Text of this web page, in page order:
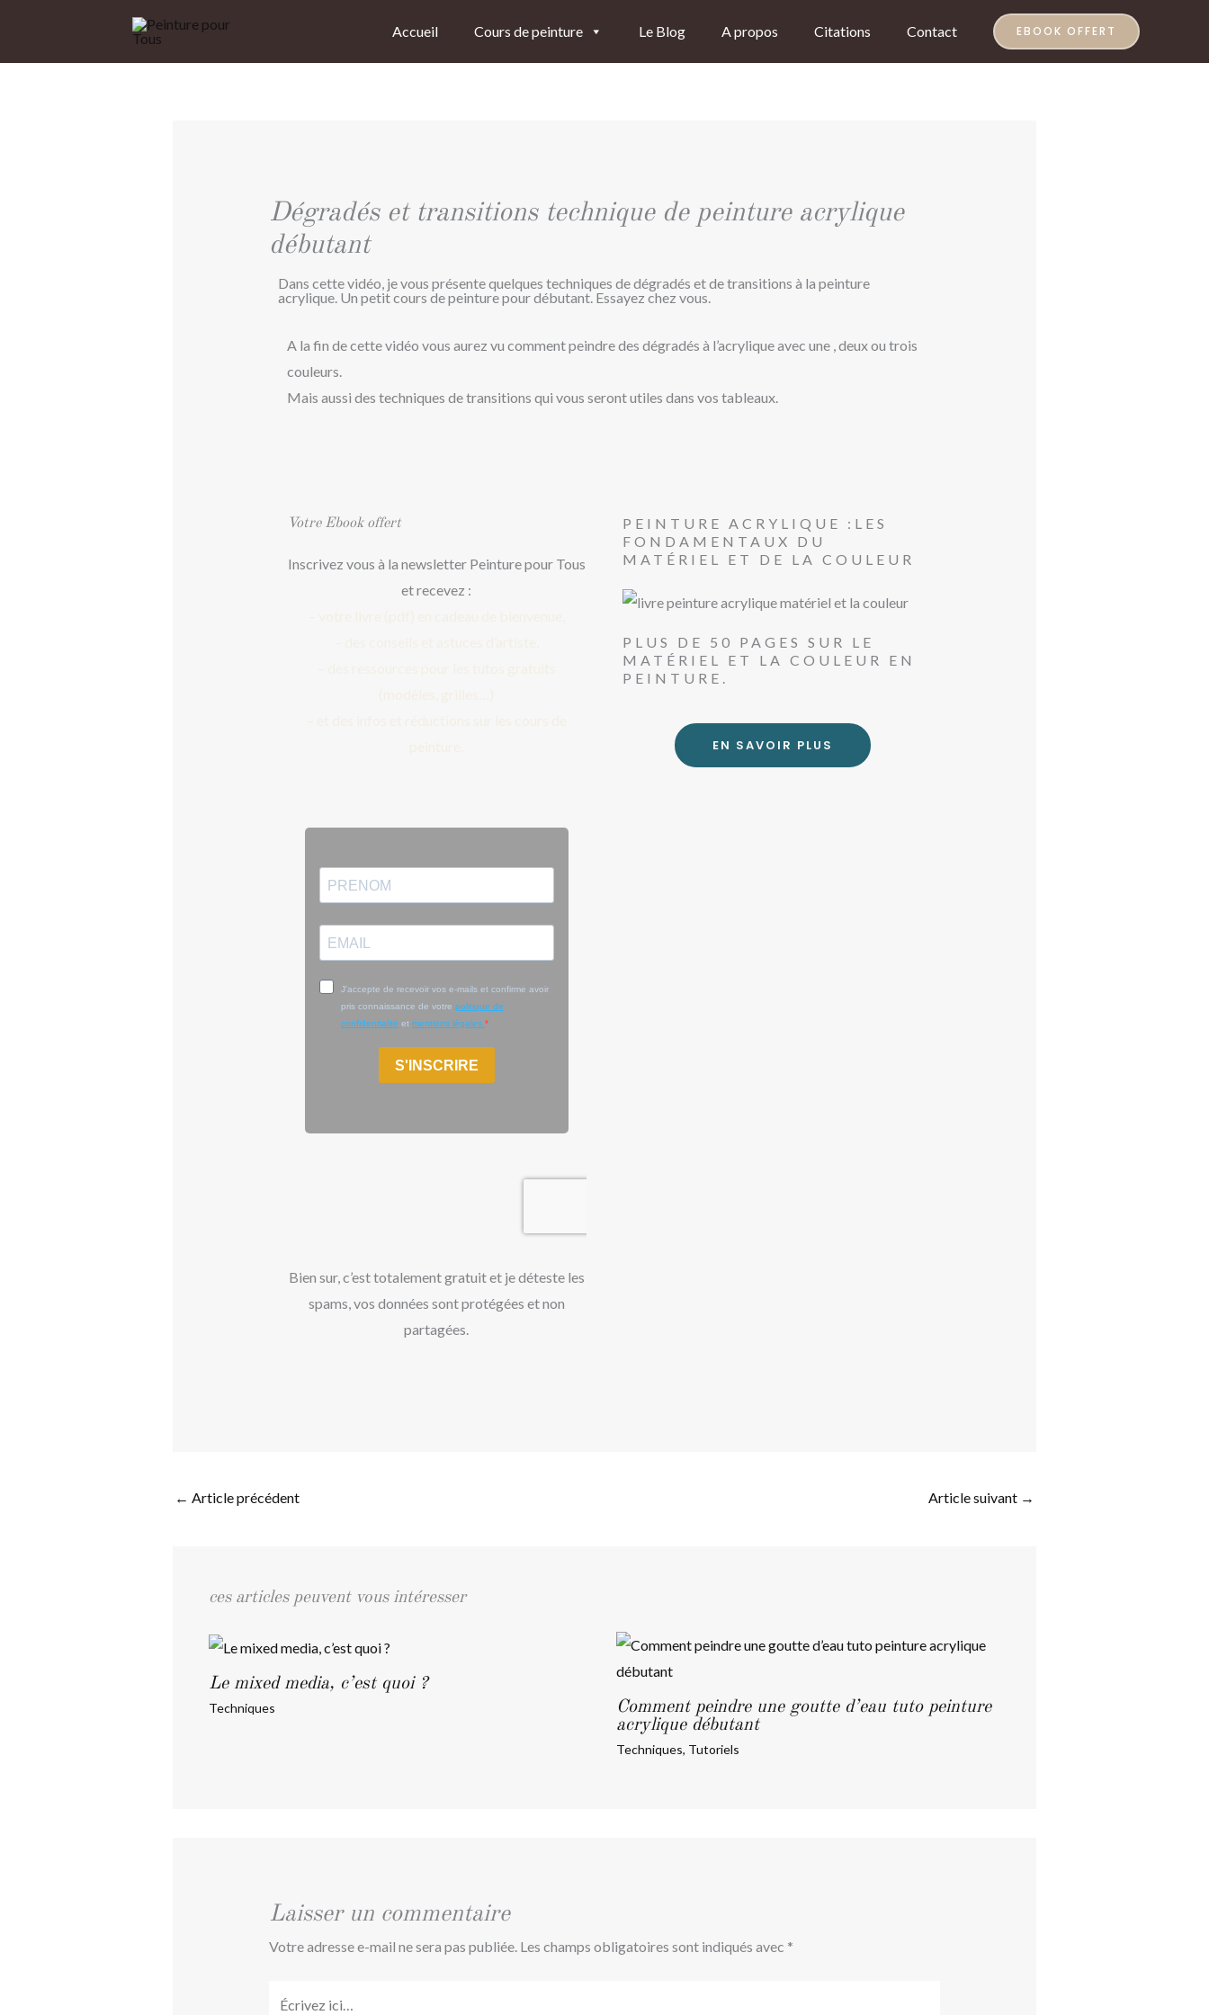
contenu
Accueil Cours de peinture Le Blog A propos Citations Contact EBOOK OFFERT
Dégradés et transitions technique de peinture acrylique
débutant
Dans cette vidéo, je vous présente quelques techniques de dégradés et de transitions à la peinture
acrylique. Un petit cours de peinture pour débutant. Essayez chez vous.
A la fin de cette vidéo vous aurez vu comment peindre des dégradés à l’acrylique avec une , deux ou trois
couleurs.
Mais aussi des techniques de transitions qui vous seront utiles dans vos tableaux.
Votre Ebook offert
Inscrivez vous à la newsletter Peinture pour Tous
et recevez :
Bien sur, c’est totalement gratuit et je déteste les
spams, vos données sont protégées et non
partagées.
PEINTURE ACRYLIQUE :LES
FONDAMENTAUX DU
MATÉRIEL ET DE LA COULEUR
PLUS DE 50 PAGES SUR LE
MATÉRIEL ET LA COULEUR EN
PEINTURE.
EN SAVOIR PLUS
← Article précédent Article suivant →
ces articles peuvent vous intéresser
Le mixed media, c’est quoi ?
Techniques
Comment peindre une goutte d’eau tuto peinture
acrylique débutant
Techniques, Tutoriels
Laisser un commentaire
Votre adresse e-mail ne sera pas publiée. Les champs obligatoires sont indiqués avec *